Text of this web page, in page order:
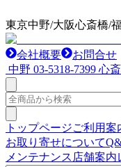
東京中野/大阪心斎橋/
会社概要
お問合せ
中野 03-5318-7399 心
トップページご利用案
お取り寄せについて
メンテナンス 店舗案内